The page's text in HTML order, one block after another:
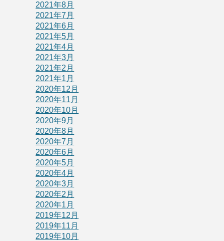
2021年8月
2021年7月
2021年6月
2021年5月
2021年4月
2021年3月
2021年2月
2021年1月
2020年12月
2020年11月
2020年10月
2020年9月
2020年8月
2020年7月
2020年6月
2020年5月
2020年4月
2020年3月
2020年2月
2020年1月
2019年12月
2019年11月
2019年10月